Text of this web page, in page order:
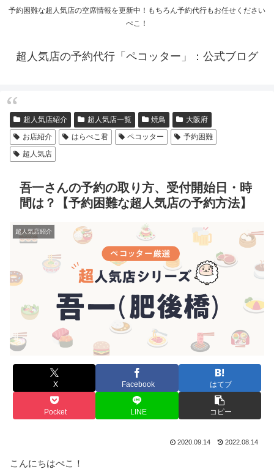
予約困難な超人気店の空席情報を更新中！もちろん予約代行もお任せください
ぺこ！
超人気店の予約代行「ペコッター」：公式ブログ
超人気店紹介 超人気店一覧 焼鳥
大阪府
お店紹介
はらぺこ君 ペコッター
予約困難
超人気店
吾一さんの予約の取り方、受付開始日・時
間は？【予約困難な超人気店の予約方法】
超人気店紹介
X Facebook はてブ
Pocket LINE コピー
2020.09.14 2022.08.14
こんにちはぺこ！